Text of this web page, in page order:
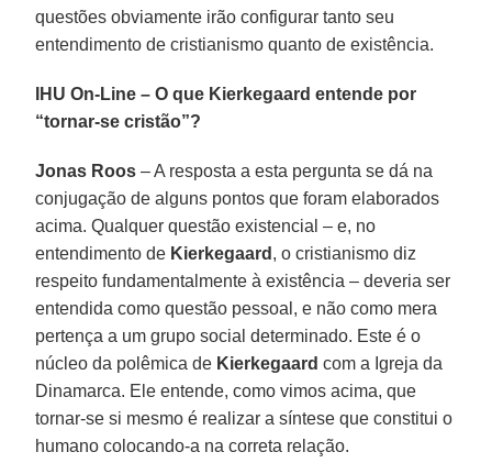
questões obviamente irão configurar tanto seu
entendimento de cristianismo quanto de existência.
IHU On-Line – O que Kierkegaard entende por
“tornar-se cristão”?
Jonas Roos – A resposta a esta pergunta se dá na
conjugação de alguns pontos que foram elaborados
acima. Qualquer questão existencial – e, no
entendimento de Kierkegaard , o cristianismo diz
respeito fundamentalmente à existência – deveria ser
entendida como questão pessoal, e não como mera
pertença a um grupo social determinado. Este é o
núcleo da polêmica de Kierkegaard com a Igreja da
Dinamarca. Ele entende, como vimos acima, que
tornar-se si mesmo é realizar a síntese que constitui o
humano colocando-a na correta relação.